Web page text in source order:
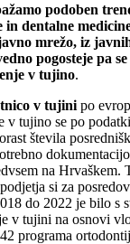
podoben
in dentalne
mrežo, iz
pogosteje pa
v tujino.
v tujini po
v tujino se po
števila
na Hrvaškem.
si za
do 2022 je bilo s
v tujini na osnovi
programa